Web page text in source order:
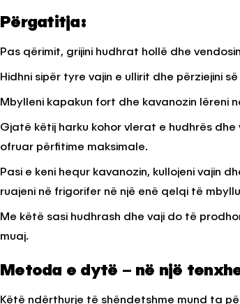
Përgatitja:
Pas qërimit, grijini hudhrat hollë dhe
Hidhni sipër tyre vajin e ullirit dhe përziejini së
Mbylleni kapakun fort dhe kavanozin lëreni
Gjatë këtij harku kohor vlerat e hudhrës
ofruar përfitime maksimale.
Pasi e keni hequr kavanozin, kullojeni vajin
ruajeni në frigorifer në një enë qelqi të
Me këtë sasi hudhrash dhe vaji do të
muaj.
Metoda e dytë – në një
Këtë ndërthurje të shëndetshme mund ta